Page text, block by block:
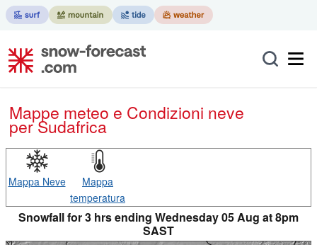
Mappe meteo e Condizioni neve
per Sudafrica
Mappa Neve
Mappa
temperatura
Snowfall for 3 hrs ending Wednesday 05 Aug at 8pm
SAST